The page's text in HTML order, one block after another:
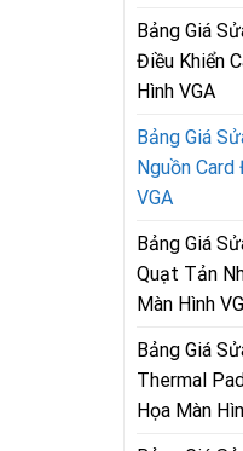
Bảng Giá
Điều Khiển
Hình VGA
Bảng Giá
Nguồn
VGA
Bảng Giá
Quạt Tản
Màn Hình
Bảng Giá
Thermal
Họa Màn